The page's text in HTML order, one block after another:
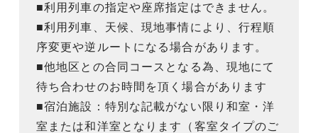
■利用列車の指定や座席指定はできません。
■利用列車、天候、現地事情により、行程順
序変更や逆ルートになる場合があります。
■他地区との合同コースとなる為、現地にて
待ち合わせのお時間を頂く場合があります
■宿泊施設：特別な記載がない限り和室・洋
室または和洋室となります（客室タイプのご